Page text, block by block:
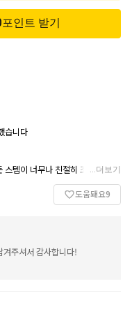
포인트 받기
습니다
...더보기
도움돼요9
겨주셔서 감사합니다!